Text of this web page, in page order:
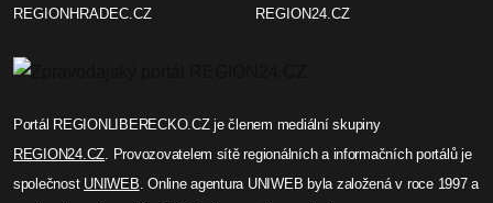
REGIONHRADEC.CZ REGION24.CZ
Portál REGIONLIBERECKO.CZ je členem mediální skupiny
REGION24.CZ . Provozovatelem sítě regionálních a informačních portálů je
společnost UNIWEB . Online agentura UNIWEB byla založená v roce 1997 a